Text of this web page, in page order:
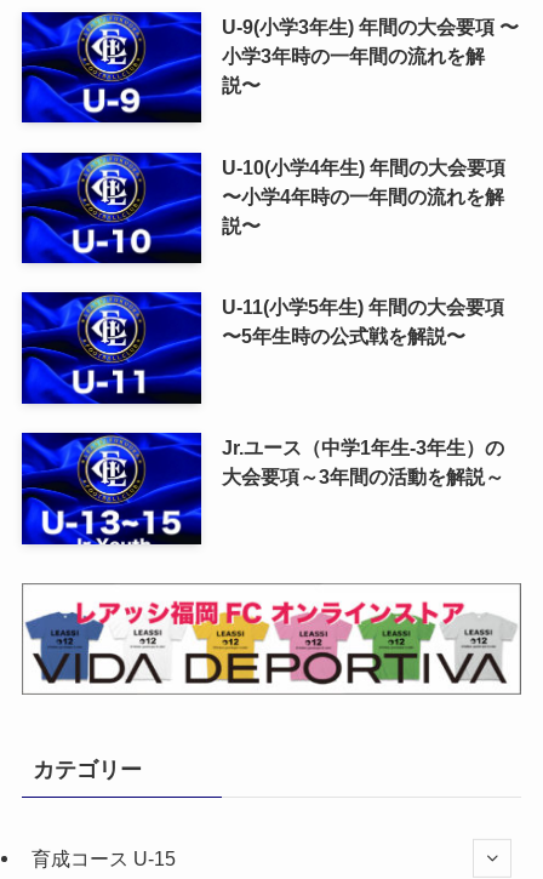
U-9(小学3年生) 年間の大会要項 〜
小学3年時の一年間の流れを解
説〜
U-10(小学4年生) 年間の大会要項
〜小学4年時の一年間の流れを解
説〜
U-11(小学5年生) 年間の大会要項
〜5年生時の公式戦を解説〜
Jr.ユース（中学1年生-3年生）の
大会要項～3年間の活動を解説～
カテゴリー
育成コース U-15